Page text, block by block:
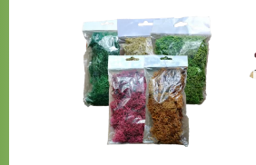
Ennek
a
terméknek
több
variációja
van.